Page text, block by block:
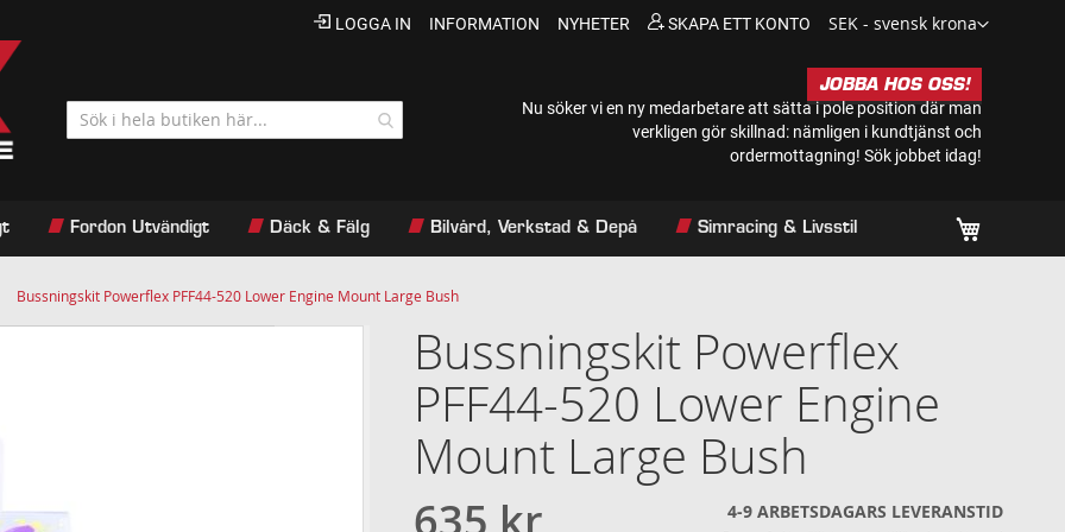
Valuta
SEK - svensk krona
LOGGA IN INFORMATION NYHETER SKAPA ETT KONTO
JOBBA HOS OSS!
Nu söker vi en ny medarbetare att sätta i pole position där man
verkligen gör skillnad: nämligen i kundtjänst och
ordermottagning! Sök jobbet idag!
Fordon Utvändigt Däck & Fälg Bilvård, Verkstad & Depå Simracing & Livsstil
Bussningskit Powerflex PFF44-520 Lower Engine Mount Large Bush
Bussningskit Powerflex
PFF44-520 Lower Engine
Mount Large Bush
4-9 ARBETSDAGARS LEVERANSTID